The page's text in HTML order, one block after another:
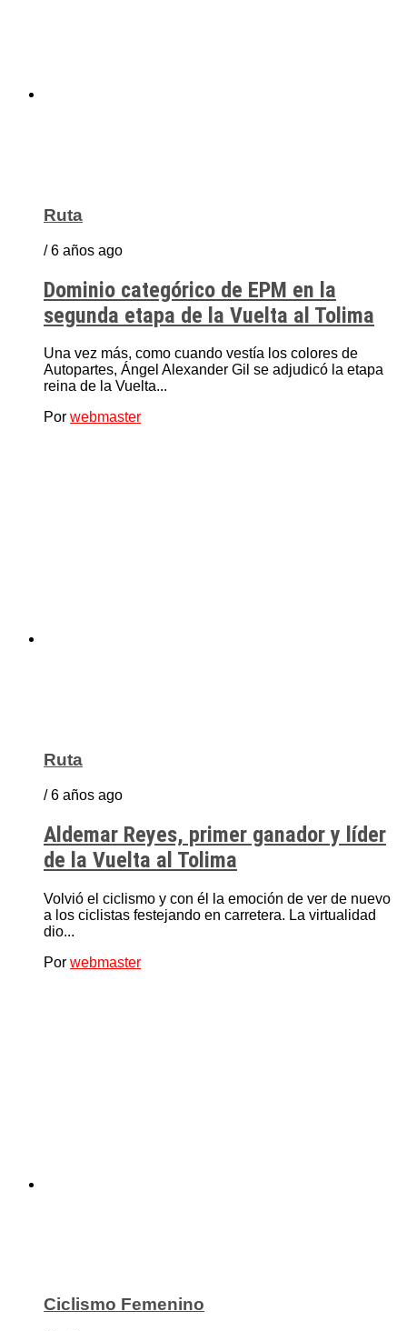
Ruta
/ 6 años ago
Dominio categórico de EPM en la
segunda etapa de la Vuelta al Tolima
Una vez más, como cuando vestía los colores de
Autopartes, Ángel Alexander Gil se adjudicó la etapa
reina de la Vuelta...
Por webmaster
Ruta
/ 6 años ago
Aldemar Reyes, primer ganador y líder
de la Vuelta al Tolima
Volvió el ciclismo y con él la emoción de ver de nuevo
a los ciclistas festejando en carretera. La virtualidad
dio...
Por webmaster
Ciclismo Femenino